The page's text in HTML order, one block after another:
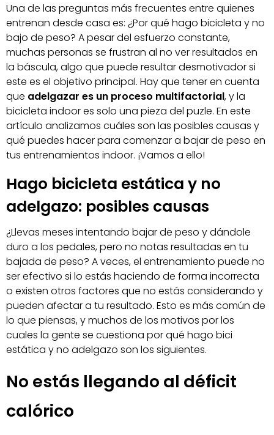
Una de las preguntas más frecuentes entre quienes
entrenan desde casa es: ¿Por qué hago bicicleta y no
bajo de peso? A pesar del esfuerzo constante,
muchas personas se frustran al no ver resultados en
la báscula, algo que puede resultar desmotivador si
este es el objetivo principal. Hay que tener en cuenta
que adelgazar es un proceso multifactorial, y la
bicicleta indoor es solo una pieza del puzle. En este
artículo analizamos cuáles son las posibles causas y
qué puedes hacer para comenzar a bajar de peso en
tus entrenamientos indoor. ¡Vamos a ello!
Hago bicicleta estática y no
adelgazo: posibles causas
¿Llevas meses intentando bajar de peso y dándole
duro a los pedales, pero no notas resultadas en tu
bajada de peso? A veces, el entrenamiento puede no
ser efectivo si lo estás haciendo de forma incorrecta
o existen otros factores que no estás considerando y
pueden afectar a tu resultado. Esto es más común de
lo que piensas, y muchos de los motivos por los
cuales la gente se cuestiona por qué hago bici
estática y no adelgazo son los siguientes.
No estás llegando al déficit
calórico